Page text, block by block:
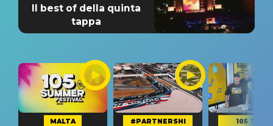
Il best of della quinta
tappa
MALTA
#PARTNERSHI
105 TAKE